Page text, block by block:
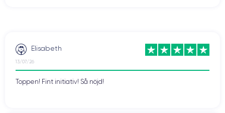
Elisabeth
13/07/26
Toppen! Fint initiativ! Så nöjd!